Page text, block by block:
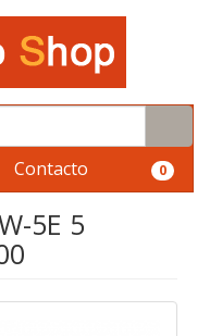
Contacto 0
5E 5